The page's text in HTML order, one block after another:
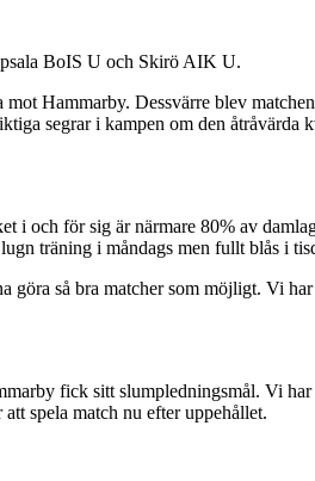
BoIS U och Skirö AIK U.
Hammarby. Dessvärre blev
segrar i kampen om den
i och för sig är närmare 80% av
träning i måndags men fullt blås i
så bra matcher som möjligt. Vi
fick sitt slumpledningsmål. Vi
spela match nu efter uppehållet.